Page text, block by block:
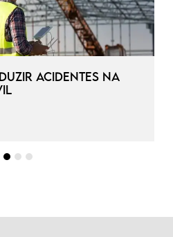
acidentes na